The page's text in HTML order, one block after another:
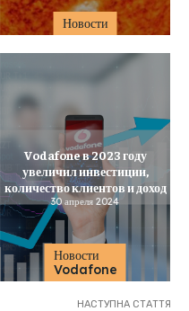
Новости
Новости
Vodafone
Vodafone в 2023 году
увеличил инвестиции,
количество клиентов и доход
30 апреля 2024
НАСТУПНА СТАТТЯ